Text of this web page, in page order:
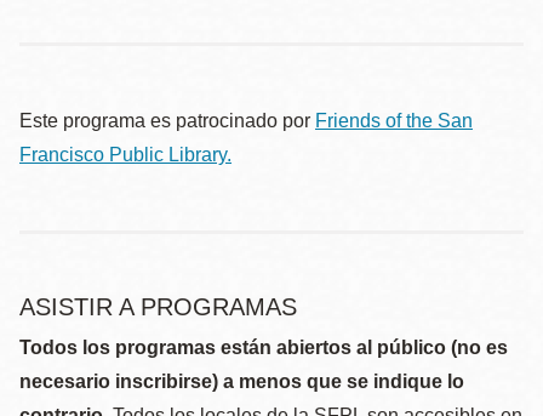
Este programa es patrocinado por Friends of the San
Francisco Public Library.
ASISTIR A PROGRAMAS
Todos los programas están abiertos al público (no es
necesario inscribirse) a menos que se indique lo